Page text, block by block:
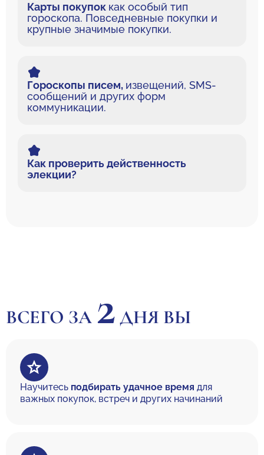
Карты покупок как особый тип
гороскопа. Повседневные покупки и
крупные значимые покупки.
Гороскопы писем, извещений, SMS-
сообщений и других форм
коммуникации.
Как проверить действенность
элекции?
ВСЕГО ЗА 2 ДНЯ ВЫ
Научитесь подбирать удачное время для
важных покупок, встреч и других начинаний